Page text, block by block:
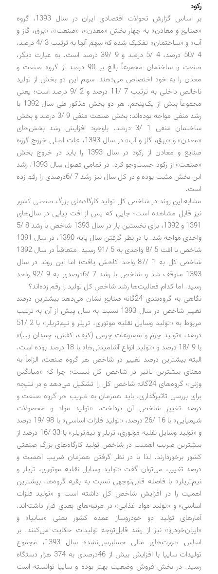
رکود
بر اساس گزارش تحولات اقتصادی ایران در سال 1393، گروه
«صنایع و معادن» به چهار بخش «معدن»، «صنعت»، «برق، گاز و
آب» و «ساختمان» تفکیک شده که سهم آنها به ترتیب 3 /4 درصد،
4 /50 درصد، 4 /5 درصد و 9 /39 درصد است. به عبارت دیگر،
صنعت و ساختمان مجموعاً بالغ بر 90 درصد از گروه صنعت و
معدن را به خود اختصاص می‌دهند. سهم این دو بخش از تولید
ناخالص داخلی به ترتیب 7 /11 درصد و 2 /9 درصد است؛ یعنی
مجموعاً بیش از یک‌پنجم. هر دو بخش مذکور طی سال 1392 با
رشد منفی مواجه بوده‌اند: بخش صنعت منفی 9 /3 درصد و بخش
ساختمان منفی 1 /3 درصد. باوجود افزایش رشد بخش‌های
«معدن» و «برق، گاز و آب» در سال 1393، علت اصلی خروج گروه
صنایع و معادن از رکود در سال 1393 را باید در خروج بخش
«صنعت» از رکود جست‌وجو کرد. در تمامی فصول سال 1393، رشد
این بخش مثبت بوده و در کل سال نیز رشد 7 /6‌درصدی را رقم زده
است.
مشابه این روند در شاخص کل تولید کارگاه‌های بزرگ صنعتی کشور
نیز قابل مشاهده است؛ جایی که پس از افت پیاپی در سال‌های
1391 و 1392، برای نخستین بار در سال 1393 شاخص با رشد 8 /5
واحدی مواجه شد. با در نظر گرفتن سال پایه 1390، در سال 1391
شاخص با افت 5 /8 واحدی به 5 /91 رسید. متعاقباً در سال 1392
شاخص کل به 1 /87 واحد کاهش یافت؛ اما این روند در سال
1393 متوقف شد و شاخص با رشد 7 /6‌درصدی به 9 /92 واحد
رسید. اما کدام فعالیت‌ها رشد شاخص کل تولید را رقم زده‌اند؟
نگاهی به گروه‌بندی 24‌گانه صنایع نشان می‌دهد بیشترین درصد
تغییر شاخص در سال 1393 نسبت به سال پیش از آن به ترتیب
مربوط به «تولید وسایل نقلیه موتوری، تریلر و نیم‌تریلر» با 2 /51
درصد، «تولید چرم و مصنوعات چرمی (کیف، کفش، چمدان و…)»
با 9 /18 درصد و «تولید انواع آشامیدنی‌ها» با 18 درصد بوده است.
البته بیشترین درصد تغییر در شاخص هر گروه صنعت، الزاماً به
معنای بیشترین تاثیر در شاخص کل نیست؛ چرا که «میانگین
وزنی» گروه‌های 24گانه شاخص کل را تشکیل می‌دهد و در نتیجه
برای بررسی تاثیرگذاری، باید همزمان به ضریب هر گروه صنعت و
درصد تغییر شاخص آن پرداخت. «تولید مواد و محصولات
شیمیایی» با 16 /26 درصد، «تولید فلزات اساسی» با 98 /19 درصد
و «تولید وسایل نقلیه موتوری، تریلر و نیم‌تریلر» با 33 /16 درصد از
بیشترین ضریب اهمیت در شاخص تولید کارگاه‌های بزرگ صنعتی
کشور برخوردارند. لذا با در نظر گرفتن همزمان ضریب اهمیت و
درصد تغییر، می‌توان گفت «تولید وسایل نقلیه موتوری، تریلر و
نیم‌تریلر» با فاصله قابل‌توجهی نسبت به بقیه گروه‌ها، بیشترین
اهمیت را در افزایش شاخص کل داشته است و «تولید فلزات
اساسی» و «تولید مواد غذایی» در مرتبه‌های بعدی قرار داشته‌اند.
آمارهای تولید دو خودروساز عمده کشور یعنی «سایپا» و
«ایران‌خودرو» نیز از رشد قابل‌توجه تولیدات حکایت می‌کنند. بر
اساس صورت‌های مالی حسابرسی‌نشده سال 1393، مجموع
تولیدات سایپا با افزایش بیش از 46‌درصدی به 374 هزار دستگاه
رسید. در بخش فروش وضعیت بهتر بوده و سایپا توانسته است